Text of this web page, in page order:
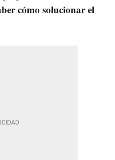
cómo solucionar el